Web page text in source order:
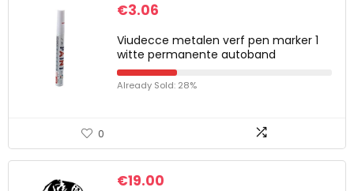
€3.06
Viudecce metalen verf pen marker 1
witte permanente autoband
Already Sold: 28%
0
€19.00